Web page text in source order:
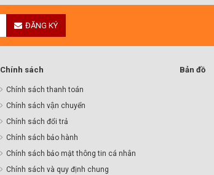
ĐĂNG KÝ
Chính sách
Chính sách thanh toán
Chính sách vận chuyển
Chính sách đổi trả
Chính sách bảo hành
Chính sách bảo mật thông tin cá nhân
Chính sách và quy định chung
Bản đồ